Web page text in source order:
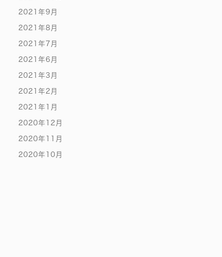
2021年9月
2021年8月
2021年7月
2021年6月
2021年3月
2021年2月
2021年1月
2020年12月
2020年11月
2020年10月